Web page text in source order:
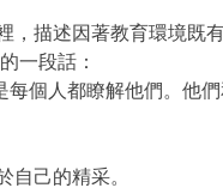
描述因著教育環境既
一段話：
個人都瞭解他們。他
己的精采。